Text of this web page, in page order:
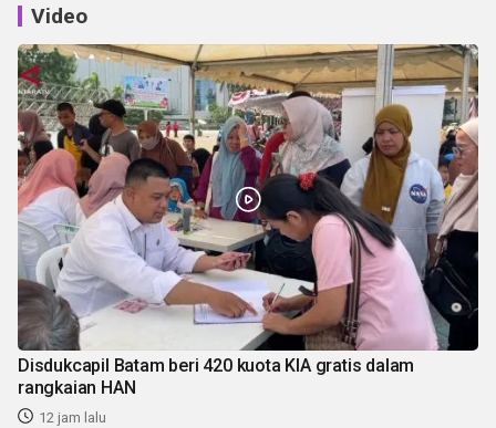
Video
Disdukcapil Batam beri 420 kuota KIA gratis dalam
rangkaian HAN
12 jam lalu